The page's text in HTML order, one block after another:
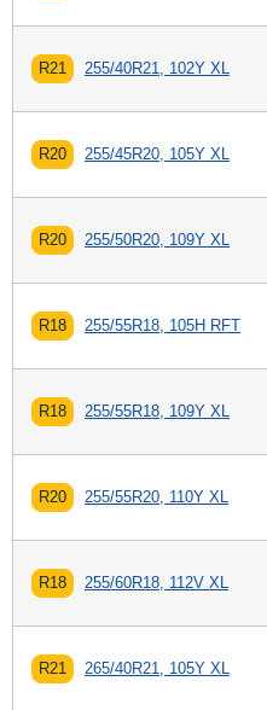
R21 255/40R21, 102Y XL
R20 255/45R20, 105Y XL
R20 255/50R20, 109Y XL
R18 255/55R18, 105H RFT
R18 255/55R18, 109Y XL
R20 255/55R20, 110Y XL
R18 255/60R18, 112V XL
R21 265/40R21, 105Y XL